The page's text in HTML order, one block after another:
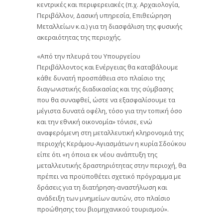
κεντρικές και περιφερειακές (π.χ. Αρχαιολογία,
Περιβάλλον, Δασική υπηρεσία, Επιθεώρηση
Μεταλλείων κ.α.) για τη διασφάλιση της φυσικής
ακεραιότητας της περιοχής.
«Από την πλευρά του Υπουργείου
Περιβάλλοντος και Ενέργειας θα καταβάλουμε
κάθε δυνατή προσπάθεια στο πλαίσιο της
διαγωνιστικής διαδικασίας και της σύμβασης
που θα συναφθεί, ώστε να εξασφαλίσουμε τα
μέγιστα δυνατά οφέλη, τόσο για την τοπική όσο
και την εθνική οικονομία» τόνισε, ενώ
αναφερόμενη στη μεταλλευτική κληρονομιά της
περιοχής Κεράμου-Αγιασμάτων η κυρία Σδούκου
είπε ότι «η όποια εκ νέου ανάπτυξη της
μεταλλευτικής δραστηριότητας στην περιοχή, θα
πρέπει να προϋποθέτει σχετικό πρόγραμμα με
δράσεις για τη διατήρηση-αναστήλωση και
ανάδειξη των μνημείων αυτών, στο πλαίσιο
προώθησης του βιομηχανικού τουρισμού».